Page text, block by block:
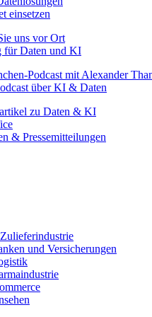
einsetzen
uns vor Ort
für Daten und KI
Podcast mit Alexander
über KI & Daten
zu Daten & KI
& Pressemitteilungen
und Versicherungen